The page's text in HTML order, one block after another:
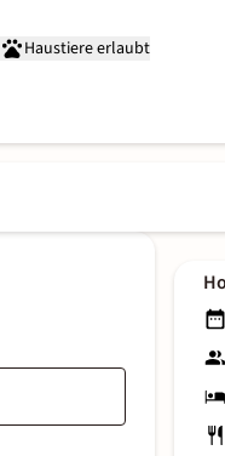
Haustiere erlaubt